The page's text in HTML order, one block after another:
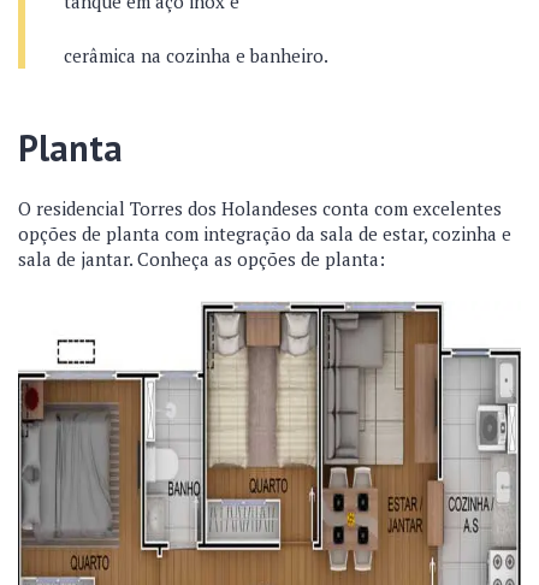
cerâmica na cozinha e banheiro.
Planta
O residencial Torres dos Holandeses conta com excelentes
opções de planta com integração da sala de estar, cozinha e
sala de jantar. Conheça as opções de planta: